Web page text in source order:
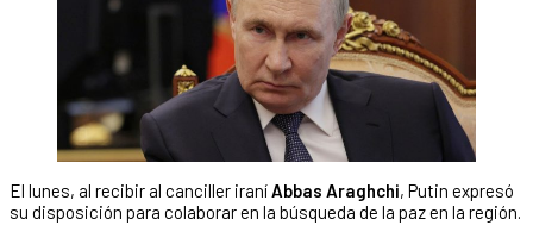
El lunes, al recibir al canciller iraníAbbas Araghchi, Putin expresó
su disposición para colaborar en la búsqueda de la paz en la región.